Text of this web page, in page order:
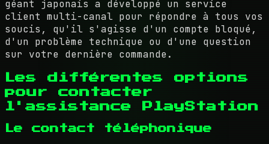
géant japonais a développé un service
client multi-canal pour répondre à tous vos
soucis, qu'il s'agisse d'un compte bloqué,
d'un problème technique ou d'une question
sur votre dernière commande.
Les différentes options
pour contacter
l'assistance PlayStation
Le contact téléphonique